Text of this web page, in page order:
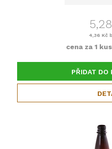
4,36 Kč
cena za 1 kus
PŘIDAT DO